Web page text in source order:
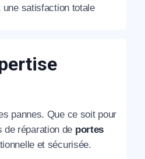
satisfaction totale
pannes. Que ce soit pour
de réparation de portes
et sécurisée.